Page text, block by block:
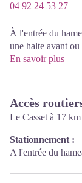
04 92 24 53 27
À l'entrée du
une halte avant
documentation,
En savoir plus
Accès
Le Casset à 17
Stationnement :
A l'entrée du